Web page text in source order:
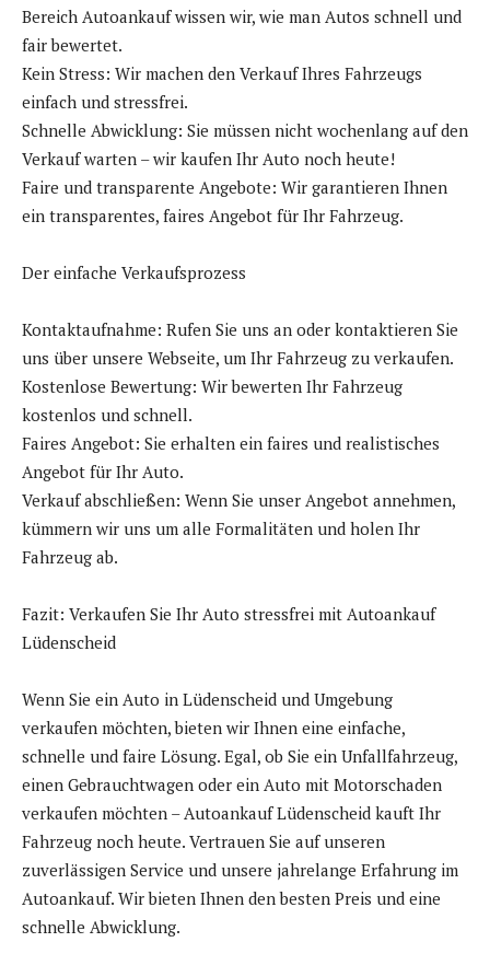
Bereich Autoankauf wissen wir, wie man Autos schnell und
fair bewertet.
Kein Stress: Wir machen den Verkauf Ihres Fahrzeugs
einfach und stressfrei.
Schnelle Abwicklung: Sie müssen nicht wochenlang auf den
Verkauf warten – wir kaufen Ihr Auto noch heute!
Faire und transparente Angebote: Wir garantieren Ihnen
ein transparentes, faires Angebot für Ihr Fahrzeug.
Der einfache Verkaufsprozess
Kontaktaufnahme: Rufen Sie uns an oder kontaktieren Sie
uns über unsere Webseite, um Ihr Fahrzeug zu verkaufen.
Kostenlose Bewertung: Wir bewerten Ihr Fahrzeug
kostenlos und schnell.
Faires Angebot: Sie erhalten ein faires und realistisches
Angebot für Ihr Auto.
Verkauf abschließen: Wenn Sie unser Angebot annehmen,
kümmern wir uns um alle Formalitäten und holen Ihr
Fahrzeug ab.
Fazit: Verkaufen Sie Ihr Auto stressfrei mit Autoankauf
Lüdenscheid
Wenn Sie ein Auto in Lüdenscheid und Umgebung
verkaufen möchten, bieten wir Ihnen eine einfache,
schnelle und faire Lösung. Egal, ob Sie ein Unfallfahrzeug,
einen Gebrauchtwagen oder ein Auto mit Motorschaden
verkaufen möchten – Autoankauf Lüdenscheid kauft Ihr
Fahrzeug noch heute. Vertrauen Sie auf unseren
zuverlässigen Service und unsere jahrelange Erfahrung im
Autoankauf. Wir bieten Ihnen den besten Preis und eine
schnelle Abwicklung.